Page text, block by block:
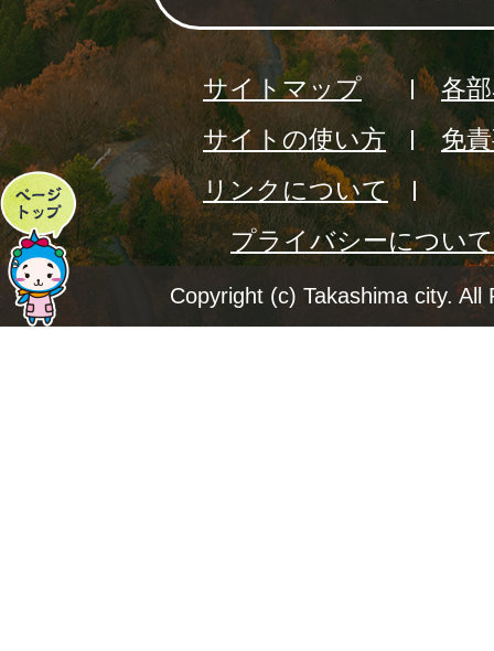
ペ
ー
ジ
サイトマップ
各
サイトの使い方
免
リンクについて
プライバシーについて
Copyright (c) Takashima city. All